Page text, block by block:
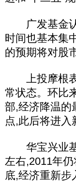
广发基金认
时间也基本集
的预期将对股
上投摩根表
常状态。环比
部,经济降温的
点,此后将进入
华宝兴业基
左右,2011年
底,经济重新步